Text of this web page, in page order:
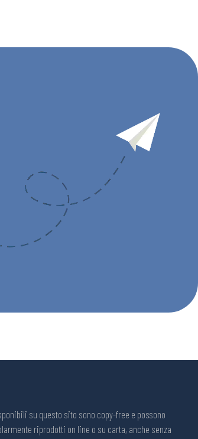
su questo sito sono copy-free e possono
riprodotti on line o su carta, anche senza